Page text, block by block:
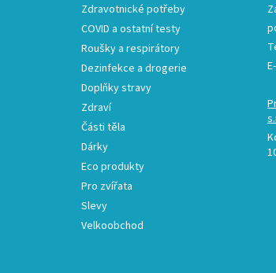
Zdravotnické potřeby
COVID a ostatní testy
Roušky a respirátory
Dezinfekce a drogerie
Doplňky stravy
Zdraví
Části těla
Dárky
Eco produkty
Pro zvířata
Slevy
Velkoobchod